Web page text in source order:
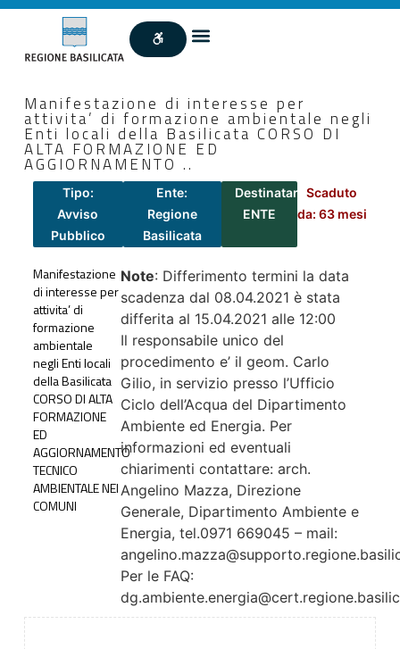
Manifestazione di interesse per
attivita’ di formazione ambientale negli
Enti locali della Basilicata CORSO DI
ALTA FORMAZIONE ED
AGGIORNAMENTO ..
Tipo:
Avviso
Pubblico
Ente:
Regione
Basilicata
Destinatari:
ENTE
Scaduto
da: 63 mesi
Manifestazione
di interesse per
attivita’ di
formazione
ambientale
negli Enti locali
della Basilicata
CORSO DI ALTA
FORMAZIONE
ED
AGGIORNAMENTO
TECNICO
AMBIENTALE NEI
COMUNI
Note: Differimento termini la data
scadenza dal 08.04.2021 è stata
differita al 15.04.2021 alle 12:00
Il responsabile unico del
procedimento e’ il geom. Carlo
Gilio, in servizio presso l’Ufficio
Ciclo dell’Acqua del Dipartimento
Ambiente ed Energia. Per
informazioni ed eventuali
chiarimenti contattare: arch.
Angelino Mazza, Direzione
Generale, Dipartimento Ambiente e
Energia, tel.0971 669045 – mail:
Per le FAQ: